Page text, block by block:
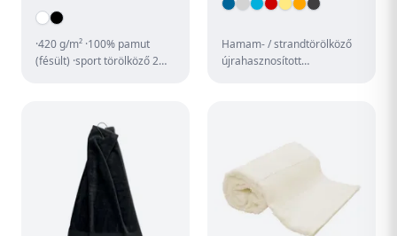
·420 g/m² ·100% pamut
(fésült) ·sport törölköző 2
Hamam- / strandtörölköző
újrahasznosított